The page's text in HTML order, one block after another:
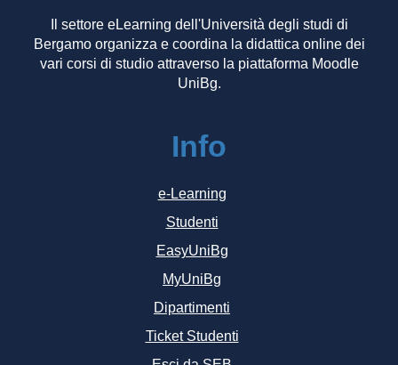
Il settore eLearning dell'Università degli studi di
Bergamo organizza e coordina la didattica online dei
vari corsi di studio attraverso la piattaforma Moodle
UniBg.
Info
e-Learning
Studenti
EasyUniBg
MyUniBg
Dipartimenti
Ticket Studenti